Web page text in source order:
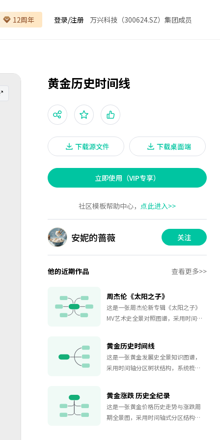
12周年 登录/注册 万兴科技（300624.SZ）集团成员
黄金历史时间线
下载源文件 下载桌面端
立即使用（VIP专享）
社区模板帮助中心， 点此进入>>
安妮的蔷薇 关注
他的近期作品 查看更多>>
周杰伦《太阳之子》
这是一张周杰伦新专辑《太阳之子》
MV艺术史全景对照图谱，采用时间轴
剧情节点与文化脉络。 全图按MV时间
线纵向展开，每个时间点对应一幅经
典名画，涵盖从古典艺术到当代流行
拉之死》《拉摩的儿女》《安娜·卡
列尼娜》《奥菲莉亚》以及《海贼
王》等。每幅画作均标注作者、创作
黄金历史时间线
这是一张黄金发展史全景知识图谱，
采用时间轴分区树状结构，系统梳理
程。 全图按六大历史时期纵向展开：
远古至古典时代（前5000年—前1世
纪）、中世纪（1—15世纪）、大航海
黄金涨跌 历史全纪录
这是一张黄金价格历史走势与涨跌周
期全景图，采用时间轴式分区结构，